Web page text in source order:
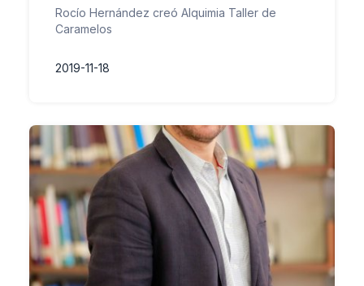
Rocío Hernández creó Alquimia Taller de
Caramelos
2019-11-18